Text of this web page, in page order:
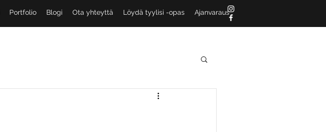
Portfolio Blogi Ota yhteyttä Löydä tyylisi -opas Ajanvaraus